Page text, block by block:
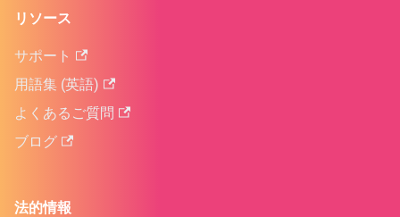
リソース
サポート
用語集 (英語)
よくあるご質問
ブログ
法的情報